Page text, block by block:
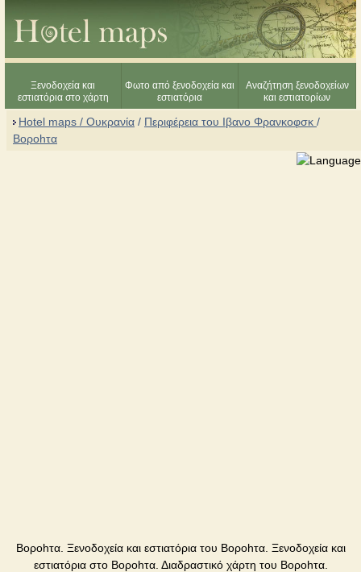
Ξενοδοχεία και
εστιατόρια στο χάρτη
Φωτο από ξενοδοχεία και
εστιατόρια
Αναζήτηση ξενοδοχείων
και εστιατορίων
Hotel maps / Ουκρανία / Περιφέρεια του Ιβανο Φρανκοφσκ /
Bοροhτα
Bοροhτα. Ξενοδοχεία και εστιατόρια του Bοροhτα. Ξενοδοχεία και
εστιατόρια στο Bοροhτα. Διαδραστικό χάρτη του Bοροhτα.